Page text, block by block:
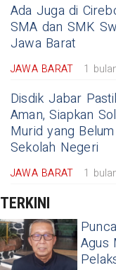
Ada Juga di
SMA dan SMK
Jawa Barat
JAWA BARAT 1
Disdik Jabar
Aman, Siapkan
Murid yang
Sekolah Negeri
JAWA BARAT 1
TERKINI
Agus